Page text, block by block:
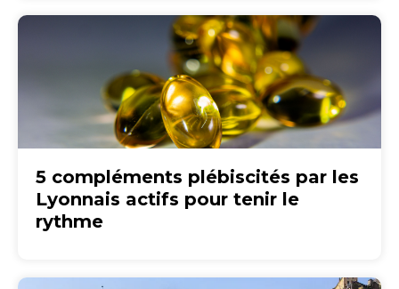
5 compléments plébiscités par les
Lyonnais actifs pour tenir le
rythme